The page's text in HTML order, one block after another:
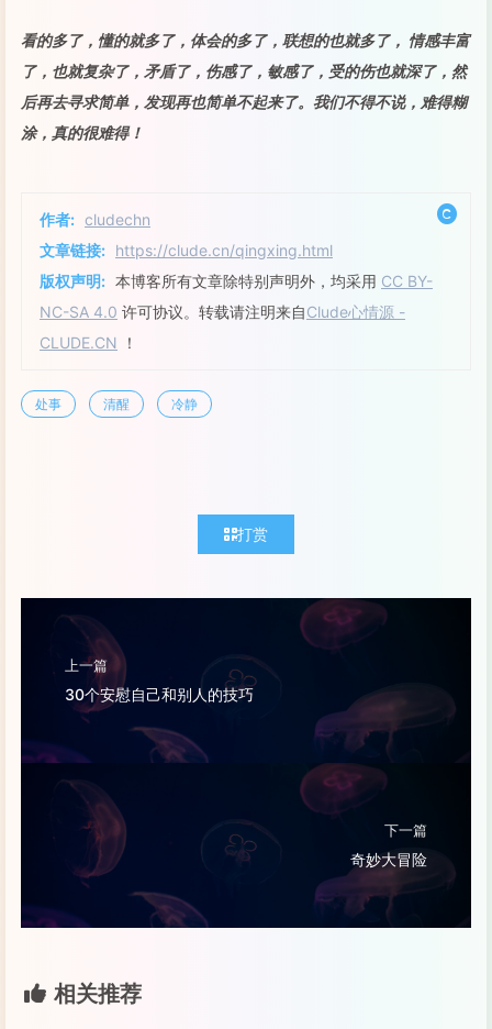
看的多了，懂的就多了，体会的多了，联想的也就多了， 情感丰富
了，也就复杂了，矛盾了，伤感了，敏感了，受的伤也就深了，然
后再去寻求简单，发现再也简单不起来了。我们不得不说，难得糊
涂，真的很难得！
作者: cludechn
文章链接: https://clude.cn/qingxing.html
版权声明: 本博客所有文章除特别声明外，均采用 CC BY-
NC-SA 4.0 许可协议。转载请注明来自Clude心情源 -
CLUDE.CN ！
处事 清醒 冷静
打赏
上一篇
30个安慰自己和别人的技巧
下一篇
奇妙大冒险
相关推荐